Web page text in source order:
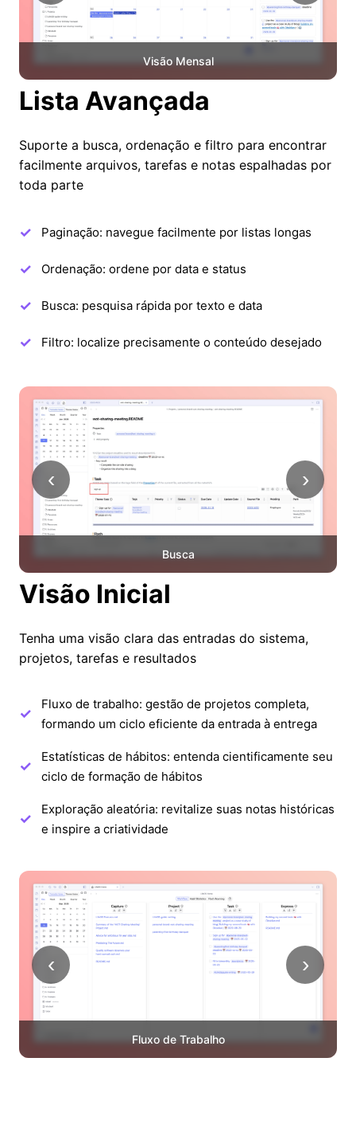
Visão Mensal
Lista Avançada
Suporte a busca, ordenação e filtro para encontrar
facilmente arquivos, tarefas e notas espalhadas por
toda parte
Paginação: navegue facilmente por listas longas
Ordenação: ordene por data e status
Busca: pesquisa rápida por texto e data
Filtro: localize precisamente o conteúdo desejado
‹ ›
Busca
Visão Inicial
Tenha uma visão clara das entradas do sistema,
projetos, tarefas e resultados
Fluxo de trabalho: gestão de projetos completa,
formando um ciclo eficiente da entrada à entrega
Estatísticas de hábitos: entenda cientificamente seu
ciclo de formação de hábitos
Exploração aleatória: revitalize suas notas históricas
e inspire a criatividade
‹ ›
Fluxo de Trabalho